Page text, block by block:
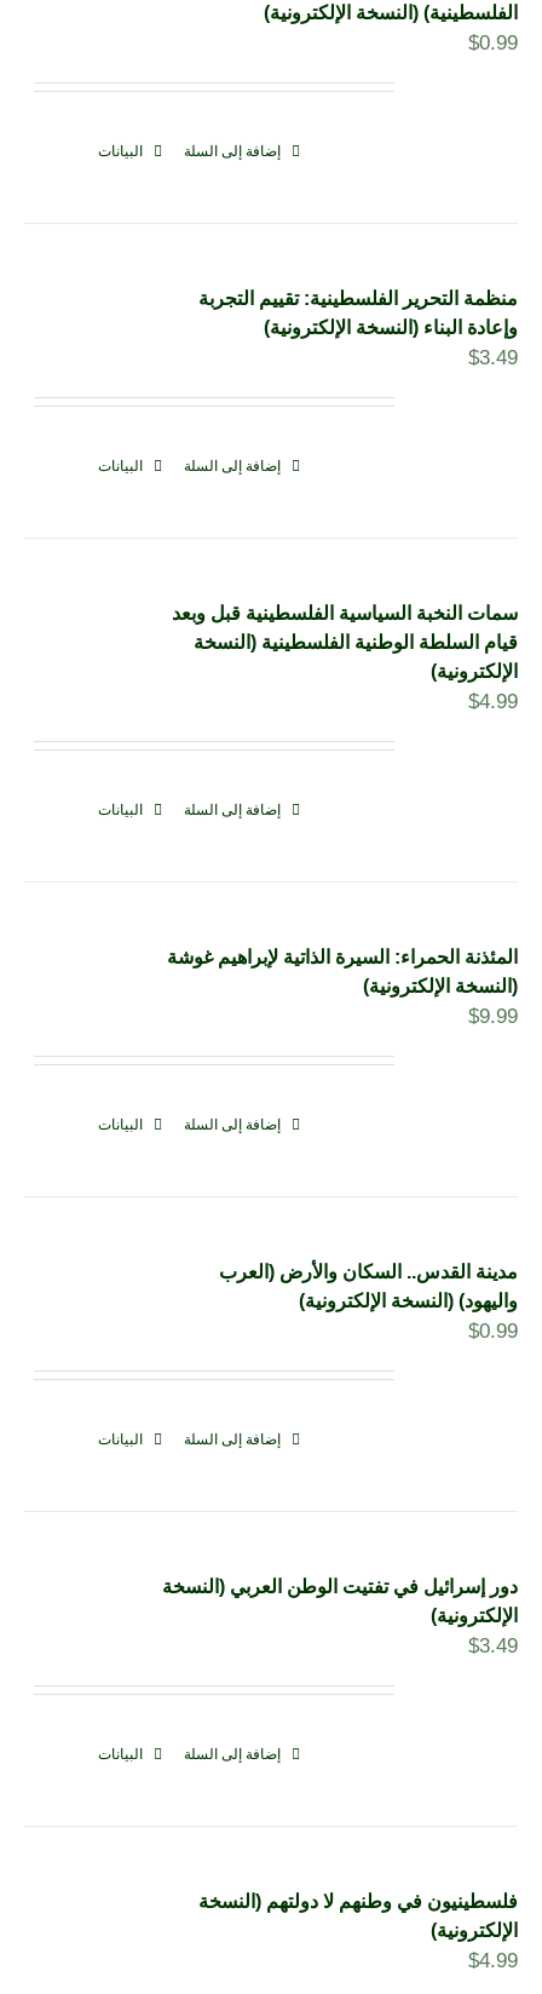
الفلسطينية) (النسخة الإلكترونية)
$0.99
إضافة إلى السلة البيانات
منظمة التحرير الفلسطينية: تقييم التجربة
وإعادة البناء (النسخة الإلكترونية)
$3.49
إضافة إلى السلة البيانات
سمات النخبة السياسية الفلسطينية قبل وبعد
قيام السلطة الوطنية الفلسطينية (النسخة
الإلكترونية)
$4.99
إضافة إلى السلة البيانات
المئذنة الحمراء: السيرة الذاتية لإبراهيم غوشة
(النسخة الإلكترونية)
$9.99
إضافة إلى السلة البيانات
مدينة القدس.. السكان والأرض (العرب
واليهود) (النسخة الإلكترونية)
$0.99
إضافة إلى السلة البيانات
دور إسرائيل في تفتيت الوطن العربي (النسخة
الإلكترونية)
$3.49
إضافة إلى السلة البيانات
فلسطينيون في وطنهم لا دولتهم (النسخة
الإلكترونية)
$4.99